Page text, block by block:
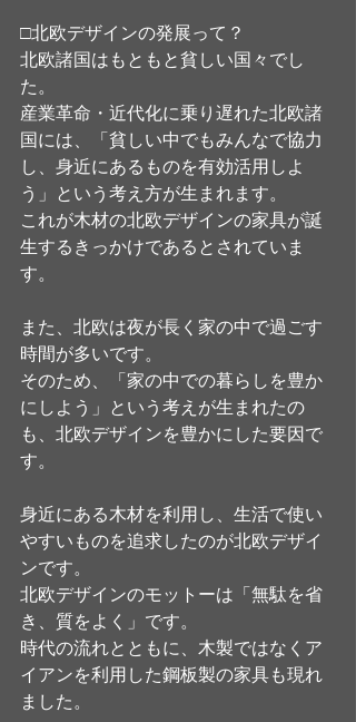
□北欧デザインの発展って？
北欧諸国はもともと貧しい国々でし
た。
産業革命・近代化に乗り遅れた北欧諸
国には、「貧しい中でもみんなで協力
し、身近にあるものを有効活用しよ
う」という考え方が生まれます。
これが木材の北欧デザインの家具が誕
生するきっかけであるとされていま
す。
また、北欧は夜が長く家の中で過ごす
時間が多いです。
そのため、「家の中での暮らしを豊か
にしよう」という考えが生まれたの
も、北欧デザインを豊かにした要因で
す。
身近にある木材を利用し、生活で使い
やすいものを追求したのが北欧デザイ
ンです。
北欧デザインのモットーは「無駄を省
き、質をよく」です。
時代の流れとともに、木製ではなくア
イアンを利用した鋼板製の家具も現れ
ました。